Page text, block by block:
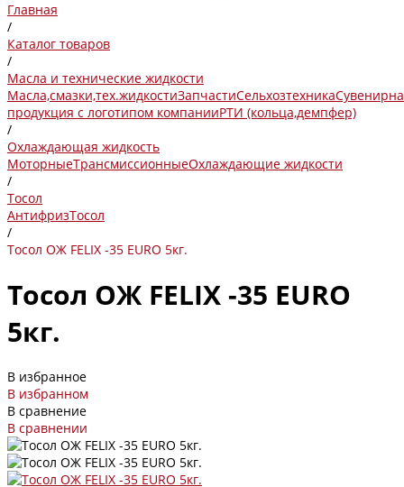
Главная
/
Каталог товаров
/
Масла и технические жидкости
Масла,смазки,тех.жидкостиЗапчастиСельхозтехника
продукция с логотипом компанииРТИ (кольца,демпфер)
/
Охлаждающая жидкость
МоторныеТрансмиссионныеОхлаждающие жидкости
/
Тосол
АнтифризТосол
/
Тосол ОЖ FELIX -35 EURO 5кг.
Тосол ОЖ FELIX -35 EURO
5кг.
В избранное
В избранном
В сравнение
В сравнении